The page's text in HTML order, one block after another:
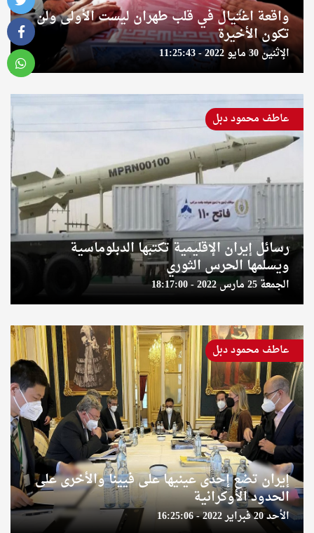
واقعة اغتيال في قلب طهران ليست الأولى ولن
تكون الأخيرة
الإثنين 30 مايو 2022 - 11:25:43
رسائل إيران الإقليمية تكتبها الدبلوماسية
ويسلمها الحرس الثوري
الجمعة 25 مارس 2022 - 18:17:00
عاطف محمود دبل
إيران تضع إحدى عينيها على فيينا والأخرى على
الحدود الأوكرانية
الأحد 20 فبراير 2022 - 16:25:06
عاطف محمود دبل